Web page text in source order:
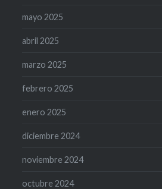
mayo 2025
abril 2025
marzo 2025
febrero 2025
enero 2025
diciembre 2024
noviembre 2024
octubre 2024